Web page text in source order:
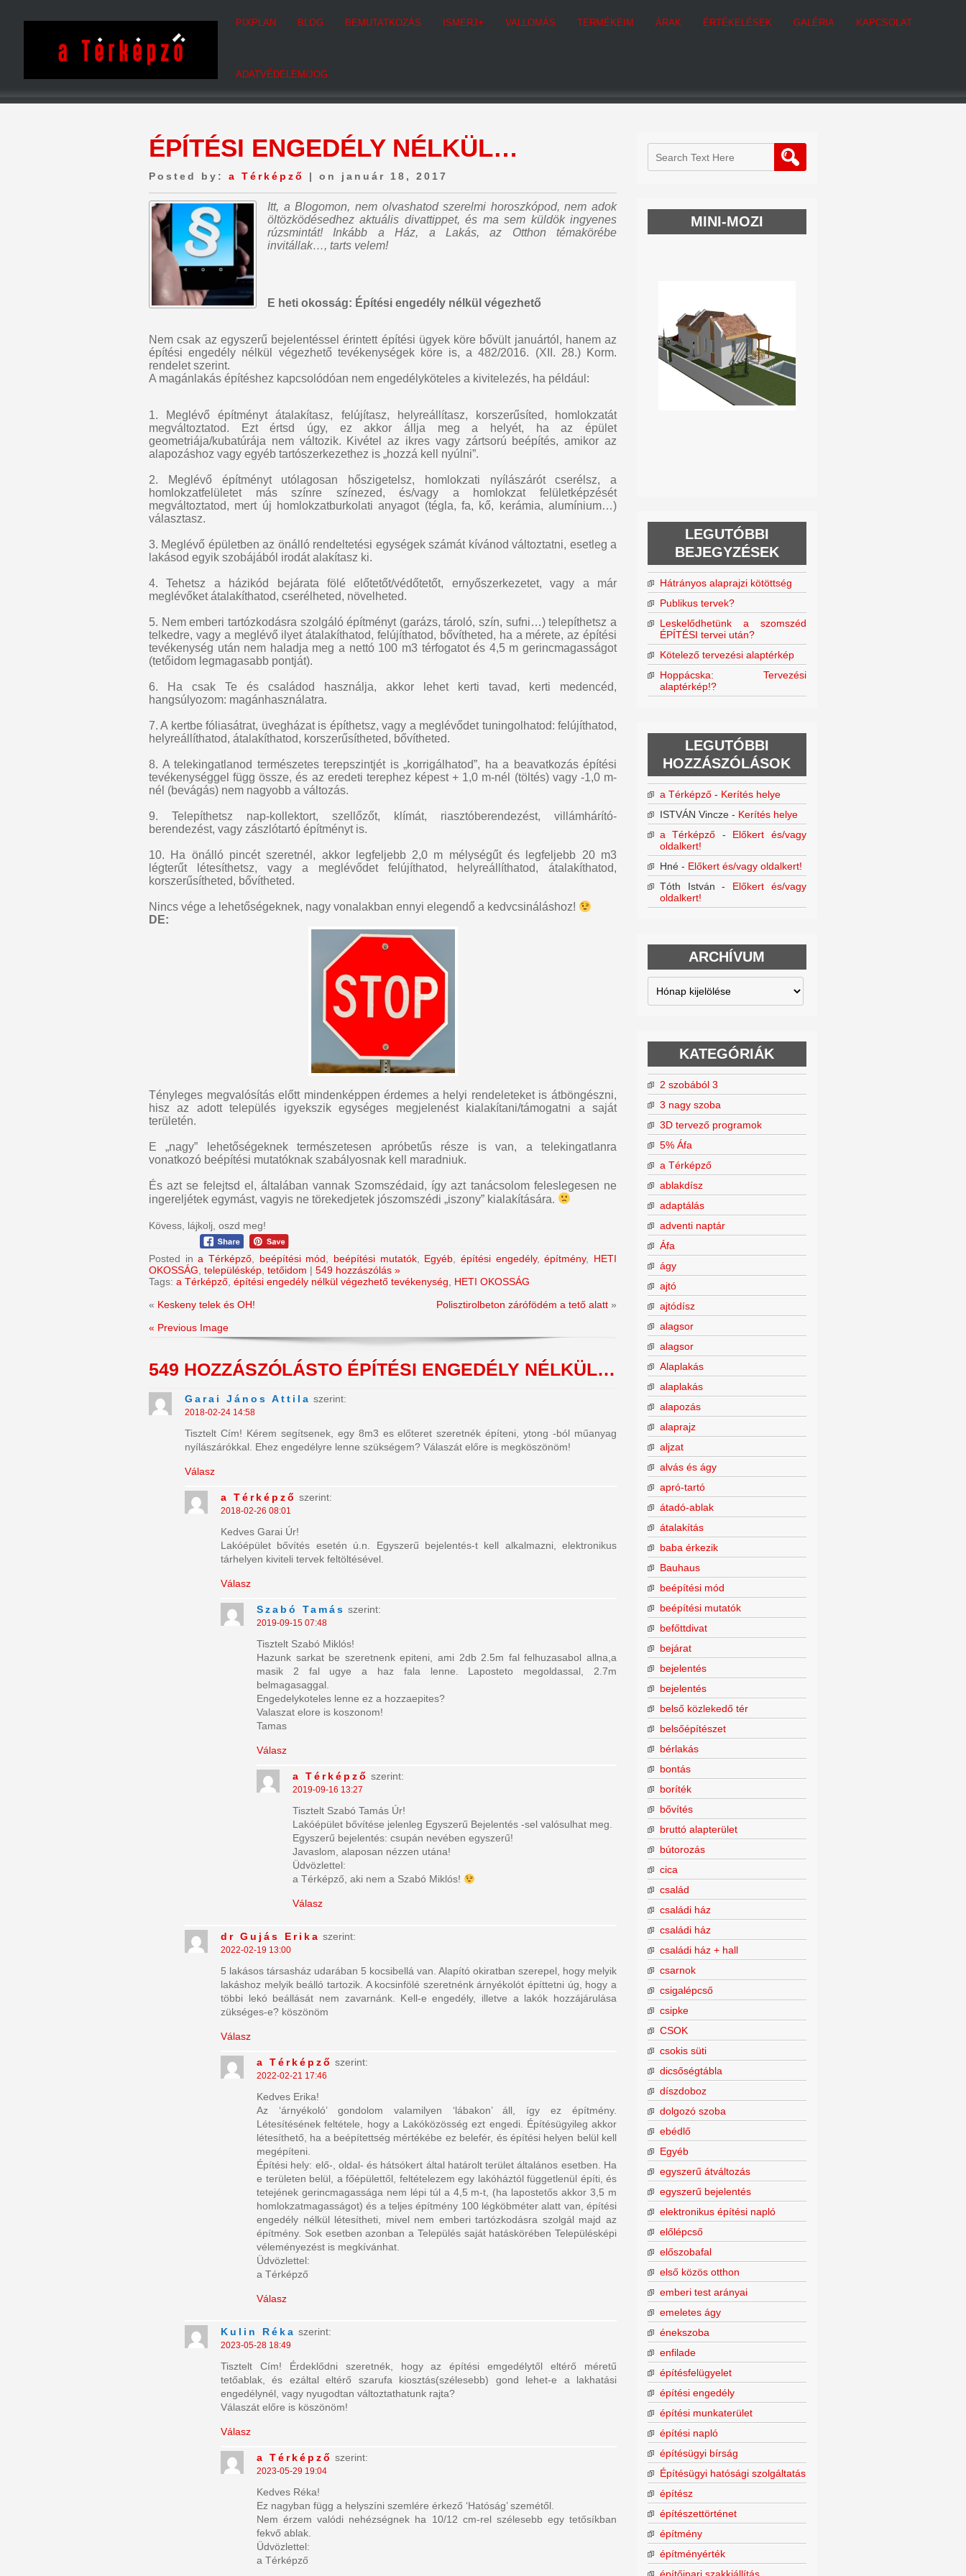
PIXPLAN BLOG BEMUTATKOZÁS ISMERJ+ VALLOMÁS TERMÉKEIM ÁRAK ÉRTÉKELÉSEK GALÉRIA KAPCSOLAT
ADATVÉDELEM/JOG
ÉPÍTÉSI ENGEDÉLY NÉLKÜL…
Posted by: a Térképző | on január 18, 2017
Itt, a Blogomon, nem olvashatod szerelmi horoszkópod, nem adok
öltözködésedhez aktuális divattippet, és ma sem küldök ingyenes
rúzsmintát! Inkább a Ház, a Lakás, az Otthon témakörébe
invitállak…, tarts velem!
E heti okosság: Építési engedély nélkül végezhető
Nem csak az egyszerű bejelentéssel érintett építési ügyek köre bővült januártól, hanem az
építési engedély nélkül végezhető tevékenységek köre is, a 482/2016. (XII. 28.) Korm.
rendelet szerint.
A magánlakás építéshez kapcsolódóan nem engedélyköteles a kivitelezés, ha például:
1. Meglévő építményt átalakítasz, felújítasz, helyreállítasz, korszerűsíted, homlokzatát
megváltoztatod. Ezt értsd úgy, ez akkor állja meg a helyét, ha az épület
geometriája/kubatúrája nem változik. Kivétel az ikres vagy zártsorú beépítés, amikor az
alapozáshoz vagy egyéb tartószerkezethez is „hozzá kell nyúlni”.
2. Meglévő építményt utólagosan hőszigetelsz, homlokzati nyílászárót cserélsz, a
homlokzatfelületet más színre színezed, és/vagy a homlokzat felületképzését
megváltoztatod, mert új homlokzatburkolati anyagot (tégla, fa, kő, kerámia, alumínium…)
választasz.
3. Meglévő épületben az önálló rendeltetési egységek számát kívánod változtatni, esetleg a
lakásod egyik szobájából irodát alakítasz ki.
4. Tehetsz a házikód bejárata fölé előtetőt/védőtetőt, ernyőszerkezetet, vagy a már
meglévőket átalakíthatod, cserélheted, növelheted.
5. Nem emberi tartózkodásra szolgáló építményt (garázs, tároló, szín, sufni…) telepíthetsz a
telkedre, vagy a meglévő ilyet átalakíthatod, felújíthatod, bővítheted, ha a mérete, az építési
tevékenység után nem haladja meg a nettó 100 m3 térfogatot és 4,5 m gerincmagasságot
(tetőidom legmagasabb pontját).
6. Ha csak Te és családod használja, akkor lehet kerti tavad, kerti medencéd,
hangsúlyozom: magánhasználatra.
7. A kertbe fóliasátrat, üvegházat is építhetsz, vagy a meglévődet tuningolhatod: felújíthatod,
helyreállíthatod, átalakíthatod, korszerűsítheted, bővítheted.
8. A telekingatlanod természetes terepszintjét is „korrigálhatod”, ha a beavatkozás építési
tevékenységgel függ össze, és az eredeti terephez képest + 1,0 m-nél (töltés) vagy -1,0 m-
nél (bevágás) nem nagyobb a változás.
9. Telepíthetsz nap-kollektort, szellőzőt, klímát, riasztóberendezést, villámhárító-
berendezést, vagy zászlótartó építményt is.
10. Ha önálló pincét szeretnél, akkor legfeljebb 2,0 m mélységűt és legfeljebb 20 m3
légterűt létesíthetsz, vagy a meglévődet felújíthatod, helyreállíthatod, átalakíthatod,
korszerűsítheted, bővítheted.
Nincs vége a lehetőségeknek, nagy vonalakban ennyi elegendő a kedvcsináláshoz!
DE:
Tényleges megvalósítás előtt mindenképpen érdemes a helyi rendeleteket is átböngészni,
hisz az adott település igyekszik egységes megjelenést kialakítani/támogatni a saját
területén.
E „nagy” lehetőségeknek természetesen apróbetűs része is van, a telekingatlanra
vonatkozó beépítési mutatóknak szabályosnak kell maradniuk.
És azt se felejtsd el, általában vannak Szomszédaid, így azt tanácsolom feleslegesen ne
ingereljétek egymást, vagyis ne törekedjetek jószomszédi „iszony” kialakítására.
Kövess, lájkolj, oszd meg!
Posted ina Térképző, beépítési mód, beépítési mutatók, Egyéb,építési engedély,építmény, HETI
OKOSSÁG, településkép, tetőidom | 549 hozzászólás »
Tags: a Térképző, építési engedély nélkül végezhető tevékenység, HETI OKOSSÁG
« Keskeny telek és OH! Polisztirolbeton zárófödém a tető alatt »
« Previous Image
549 HOZZÁSZÓLÁSTO ÉPÍTÉSI ENGEDÉLY NÉLKÜL…
Garai János Attila szerint:
2018-02-24 14:58
Tisztelt Cím! Kérem segítsenek, egy 8m3 es előteret szeretnék építeni, ytong -ból műanyag
nyílászárókkal. Ehez engedélyre lenne szükségem? Válaszát előre is megköszönöm!
Válasz
a Térképző szerint:
2018-02-26 08:01
Kedves Garai Úr!
Lakóépület bővítés esetén ú.n. Egyszerű bejelentés-t kell alkalmazni, elektronikus
tárhelyen kiviteli tervek feltöltésével.
Válasz
Szabó Tamás szerint:
2019-09-15 07:48
Tisztelt Szabó Miklós!
Hazunk sarkat be szeretnenk epiteni, ami 2db 2.5m fal felhuzasabol allna,a
masik 2 fal ugye a haz fala lenne. Laposteto megoldassal, 2.7m
belmagasaggal.
Engedelykoteles lenne ez a hozzaepites?
Valaszat elore is koszonom!
Tamas
Válasz
a Térképző szerint:
2019-09-16 13:27
Tisztelt Szabó Tamás Úr!
Lakóépület bővítése jelenleg Egyszerű Bejelentés -sel valósulhat meg.
Egyszerű bejelentés: csupán nevében egyszerű!
Javaslom, alaposan nézzen utána!
Üdvözlettel:
a Térképző, aki nem a Szabó Miklós!
Válasz
dr Gujás Erika szerint:
2022-02-19 13:00
5 lakásos társasház udarában 5 kocsibellá van. Alapító okiratban szerepel, hogy melyik
lakáshoz melyik beálló tartozik. A kocsinfölé szeretnénk árnyékolót építtetni úg, hogy a
többi lekó beállását nem zavarnánk. Kell-e engedély, illetve a lakók hozzájárulása
zükséges-e? köszönöm
Válasz
a Térképző szerint:
2022-02-21 17:46
Kedves Erika!
Az ‘árnyékoló’ gondolom valamilyen ‘lábakon’ áll, így ez építmény.
Létesítésének feltétele, hogy a Lakóközösség ezt engedi. Építésügyileg akkor
létesíthető, ha a beépítettség mértékébe ez belefér, és építési helyen belül kell
megépíteni.
Építési hely: elő-, oldal- és hátsókert által határolt terület általános esetben. Ha
e területen belül, a főépülettől, feltételezem egy lakóháztól függetlenül építi, és
tetejének gerincmagassága nem lépi túl a 4,5 m-t, (ha lapostetős akkor 3,5 m
homlokzatmagasságot) és a teljes építmény 100 légköbméter alatt van, építési
engedély nélkül létesítheti, mivel nem emberi tartózkodásra szolgál majd az
építmény. Sok esetben azonban a Település saját hatáskörében Településképi
véleményezést is megkívánhat.
Üdvözlettel:
a Térképző
Válasz
Kulin Réka szerint:
2023-05-28 18:49
Tisztelt Cím! Érdeklődni szeretnék, hogy az építési emgedélytől eltérő méretű
tetőablak, és ezáltal eltérő szarufa kiosztás(szélesebb) gond lehet-e a lakhatási
engedélynél, vagy nyugodtan változtathatunk rajta?
Válaszát előre is köszönöm!
Válasz
a Térképző szerint:
2023-05-29 19:04
Kedves Réka!
Ez nagyban függ a helyszíni szemlére érkező ‘Hatóság’ szemétől.
Nem érzem valódi nehézségnek ha 10/12 cm-rel szélesebb egy tetősíkban
fekvő ablak.
Üdvözlettel:
a Térképző
MINI-MOZI
LEGUTÓBBI
BEJEGYZÉSEK
Hátrányos alaprajzi kötöttség
Publikus tervek?
Leskelődhetünk a szomszéd
ÉPÍTÉSI tervei után?
Kötelező tervezési alaptérkép
Hoppácska: Tervezési
alaptérkép!?
LEGUTÓBBI
HOZZÁSZÓLÁSOK
a Térképző- Kerítés helye
ISTVÁN Vincze- Kerítés helye
a Térképző - Előkert és/vagy
oldalkert!
Hné- Előkert és/vagy oldalkert!
Tóth István - Előkert és/vagy
oldalkert!
ARCHÍVUM
Archívum
KATEGÓRIÁK
2 szobából 3
3 nagy szoba
3D tervező programok
5% Áfa
a Térképző
ablakdísz
adaptálás
adventi naptár
Áfa
ágy
ajtó
ajtódísz
alagsor
alagsor
Alaplakás
alaplakás
alapozás
alaprajz
aljzat
alvás és ágy
apró-tartó
átadó-ablak
átalakítás
baba érkezik
Bauhaus
beépítési mód
beépítési mutatók
befőttdivat
bejárat
bejelentés
bejelentés
belső közlekedő tér
belsőépítészet
bérlakás
bontás
boríték
bővítés
bruttó alapterület
bútorozás
cica
család
családi ház
családi ház
családi ház + hall
csarnok
csigalépcső
csipke
CSOK
csokis süti
dicsőségtábla
díszdoboz
dolgozó szoba
ebédlő
Egyéb
egyszerű átváltozás
egyszerű bejelentés
elektronikus építési napló
előlépcső
előszobafal
első közös otthon
emberi test arányai
emeletes ágy
énekszoba
enfilade
építésfelügyelet
építési engedély
építési munkaterület
építési napló
építésügyi bírság
Építésügyi hatósági szolgáltatás
építész
építészettörténet
építmény
építményérték